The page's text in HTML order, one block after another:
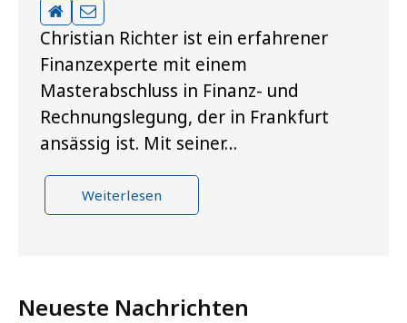
Christian Richter ist ein erfahrener
Finanzexperte mit einem
Masterabschluss in Finanz- und
Rechnungslegung, der in Frankfurt
ansässig ist. Mit seiner…
Weiterlesen
Neueste Nachrichten